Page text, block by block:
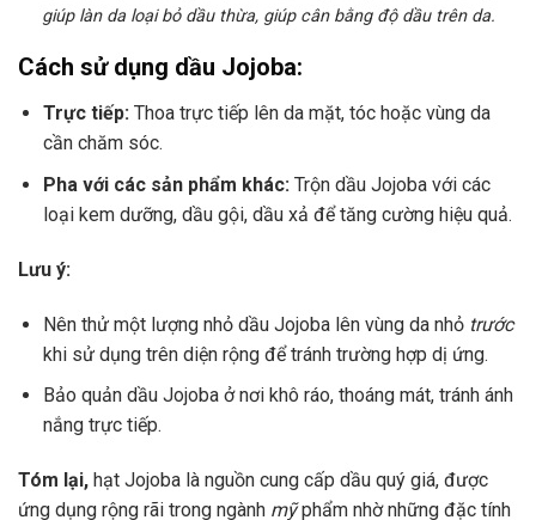
giúp làn da loại bỏ dầu thừa, giúp cân bằng độ dầu trên da.
Cách sử dụng dầu Jojoba:
Trực tiếp:Thoa trực tiếp lên da mặt, tóc hoặc vùng da
cần chăm sóc.
Pha với các sản phẩm khác:Trộn dầu Jojoba với các
loại kem dưỡng, dầu gội, dầu xả để tăng cường hiệu quả.
Lưu ý:
Nên thử một lượng nhỏ dầu Jojoba lên vùng da nhỏ trước
khi sử dụng trên diện rộng để tránh trường hợp dị ứng.
Bảo quản dầu Jojoba ở nơi khô ráo, thoáng mát, tránh ánh
nắng trực tiếp.
Tóm lại, hạt Jojoba là nguồn cung cấp dầu quý giá, được
ứng dụng rộng rãi trong ngành mỹphẩm nhờ những đặc tính